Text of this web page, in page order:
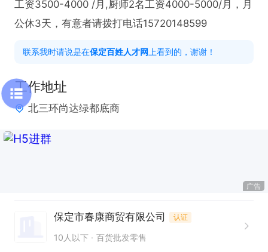
工资3500-4000 /月,厨师2名工资4000-5000/月，月
公休3天，有意者请拨打电话15720148599
联系我时请说是在保定百姓人才网 上看到的，谢谢！
工作地址
北三环尚达绿都底商
广告
保定市春康商贸有限公司 认证
10人以下 百货批发零售